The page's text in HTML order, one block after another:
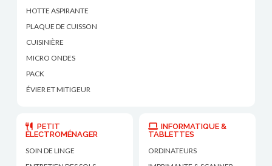
HOTTE ASPIRANTE
PLAQUE DE CUISSON
CUISINIÈRE
MICRO ONDES
PACK
ÉVIER ET MITIGEUR
PETIT
ÉLECTROMÉNAGER
SOIN DE LINGE
INFORMATIQUE &
TABLETTES
ORDINATEURS